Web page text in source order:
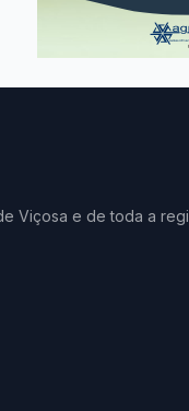
Viçosa e de toda a